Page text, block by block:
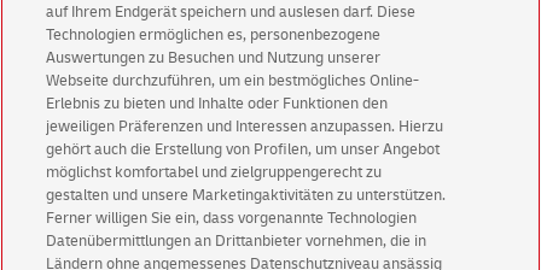
Legal Using this website
Data Protection
Accessibility
Consent Settings
DHL Group Careers Media Investors
* 20 Euro cents per connection from a German landline; no more than 60
Euro cents per connection from a German mobile network
auf Ihrem Endgerät speichern und auslesen darf. Diese
Technologien ermöglichen es, personenbezogene
Auswertungen zu Besuchen und Nutzung unserer
Webseite durchzuführen, um ein bestmögliches Online-
Erlebnis zu bieten und Inhalte oder Funktionen den
jeweiligen Präferenzen und Interessen anzupassen. Hierzu
gehört auch die Erstellung von Profilen, um unser Angebot
möglichst komfortabel und zielgruppengerecht zu
gestalten und unsere Marketingaktivitäten zu unterstützen.
Ferner willigen Sie ein, dass vorgenannte Technologien
Datenübermittlungen an Drittanbieter vornehmen, die in
Ländern ohne angemessenes Datenschutzniveau ansässig